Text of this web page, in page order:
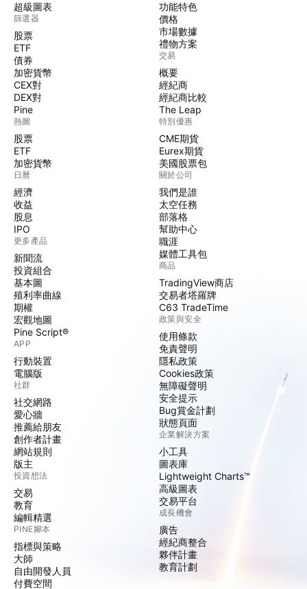
超級圖表
篩選器
股票
ETF
債券
加密貨幣
CEX對
DEX對
Pine
熱圖
股票
ETF
加密貨幣
日曆
經濟
收益
股息
IPO
更多產品
新聞流
投資組合
基本圖
殖利率曲線
期權
宏觀地圖
Pine Script®
APP
行動裝置
電腦版
社群
社交網路
愛心牆
推薦給朋友
創作者計畫
網站規則
版主
投資想法
交易
教育
編輯精選
PINE腳本
指標與策略
大師
自由開發人員
付費空間
功能特色
價格
市場數據
禮物方案
交易
概要
經紀商
經紀商比較
The Leap
特別優惠
CME期貨
Eurex期貨
美國股票包
關於公司
我們是誰
太空任務
部落格
幫助中心
職涯
媒體工具包
商品
TradingView商店
交易者塔羅牌
C63 TradeTime
政策與安全
使用條款
免責聲明
隱私政策
Cookies政策
無障礙聲明
安全提示
Bug賞金計劃
狀態頁面
企業解決方案
小工具
圖表庫
Lightweight Charts™
高級圖表
交易平台
成長機會
廣告
經紀商整合
夥伴計畫
教育計劃